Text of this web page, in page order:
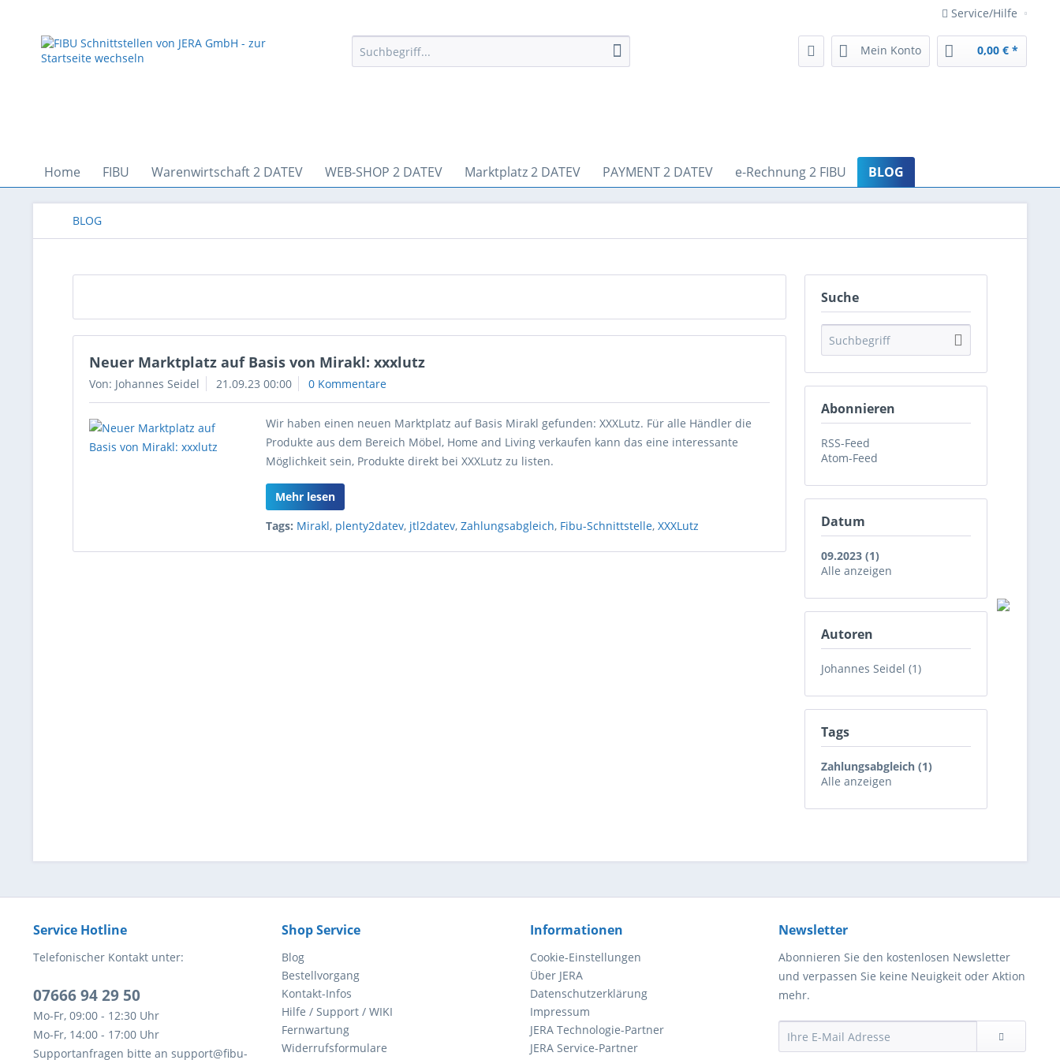
Service/Hilfe
Mein Konto 0,00 € *
Home FIBU Warenwirtschaft 2 DATEV WEB-SHOP 2 DATEV Marktplatz 2 DATEV PAYMENT 2 DATEV e-Rechnung 2 FIBU BLOG
BLOG
Suche
Abonnieren
RSS-Feed
Atom-Feed
Datum
09.2023 (1)
Alle anzeigen
Autoren
Johannes Seidel (1)
Tags
Zahlungsabgleich (1)
Alle anzeigen
Neuer Marktplatz auf Basis von Mirakl: xxxlutz
Von: Johannes Seidel 21.09.23 00:00 0 Kommentare
Wir haben einen neuen Marktplatz auf Basis Mirakl gefunden: XXXLutz. Für alle Händler die
Produkte aus dem Bereich Möbel, Home and Living verkaufen kann das eine interessante
Möglichkeit sein, Produkte direkt bei XXXLutz zu listen.
Mehr lesen
Tags: Mirakl, plenty2datev, jtl2datev,Zahlungsabgleich, Fibu-Schnittstelle,XXXLutz
Service Hotline
Telefonischer Kontakt unter:
07666 94 29 50
Mo-Fr, 09:00 - 12:30 Uhr
Mo-Fr, 14:00 - 17:00 Uhr
Supportanfragen bitte an support@fibu-
Shop Service
Blog
Bestellvorgang
Kontakt-Infos
Hilfe / Support / WIKI
Fernwartung
Widerrufsformulare
Informationen
Cookie-Einstellungen
Über JERA
Datenschutzerklärung
Impressum
JERA Technologie-Partner
JERA Service-Partner
Newsletter
Abonnieren Sie den kostenlosen Newsletter
und verpassen Sie keine Neuigkeit oder Aktion
mehr.